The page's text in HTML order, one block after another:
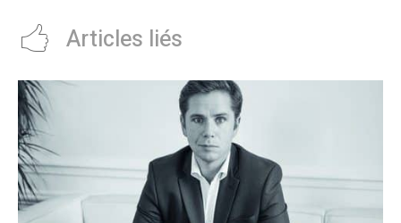
Articles liés